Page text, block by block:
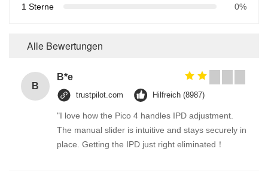
1 Sterne
0%
Alle Bewertungen
B
B*e
trustpilot.com Hilfreich (8987)
"I love how the Pico 4 handles IPD adjustment.
The manual slider is intuitive and stays securely in
place. Getting the IPD just right eliminated！